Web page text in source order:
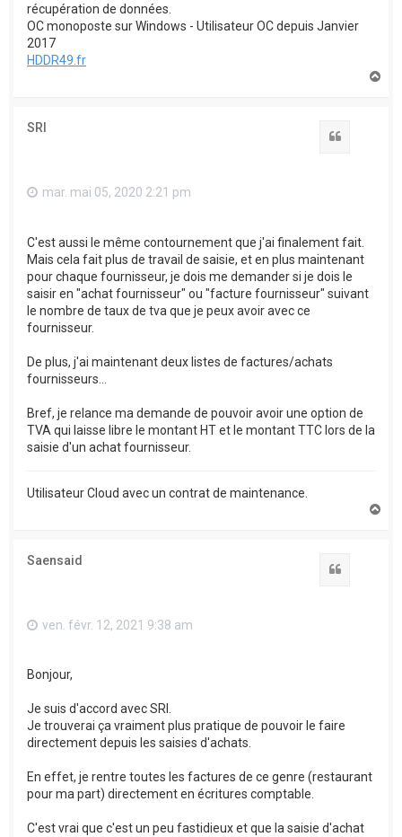
récupération de données.
OC monoposte sur Windows - Utilisateur OC depuis Janvier
2017
HDDR49.fr
SRI
mar. mai 05, 2020 2:21 pm
C'est aussi le même contournement que j'ai finalement fait.
Mais cela fait plus de travail de saisie, et en plus maintenant
pour chaque fournisseur, je dois me demander si je dois le
saisir en "achat fournisseur" ou "facture fournisseur" suivant
le nombre de taux de tva que je peux avoir avec ce
fournisseur.
De plus, j'ai maintenant deux listes de factures/achats
fournisseurs...
Bref, je relance ma demande de pouvoir avoir une option de
TVA qui laisse libre le montant HT et le montant TTC lors de la
saisie d'un achat fournisseur.
Utilisateur Cloud avec un contrat de maintenance.
Saensaid
ven. févr. 12, 2021 9:38 am
Bonjour,
Je suis d'accord avec SRI.
Je trouverai ça vraiment plus pratique de pouvoir le faire
directement depuis les saisies d'achats.
En effet, je rentre toutes les factures de ce genre (restaurant
pour ma part) directement en écritures comptable.
C'est vrai que c'est un peu fastidieux et que la saisie d'achat